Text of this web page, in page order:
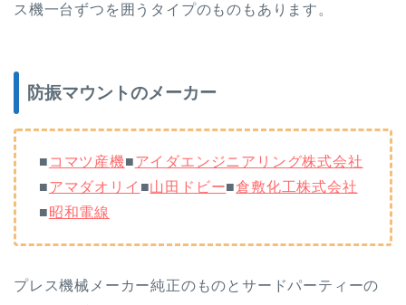
ス機一台ずつを囲うタイプのものもあります。
防振マウントのメーカー
■ コマツ産機■アイダエンジニアリング株式会社
■アマダオリイ ■山田ドビー■倉敷化工株式会社
■昭和電線
プレス機械メーカー純正のものとサードパーティーの